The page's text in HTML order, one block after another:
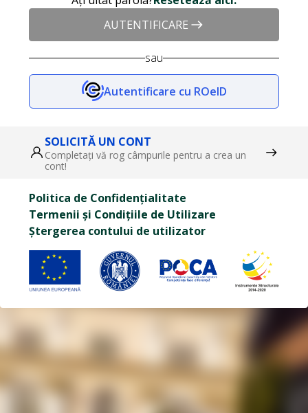
AUTENTIFICARE
sau
Autentificare cu ROeID
SOLICITĂ UN CONT
Completați vă rog câmpurile pentru a crea un
cont!
Politica de Confidențialitate
Termenii și Condițiile de Utilizare
Ștergerea contului de utilizator